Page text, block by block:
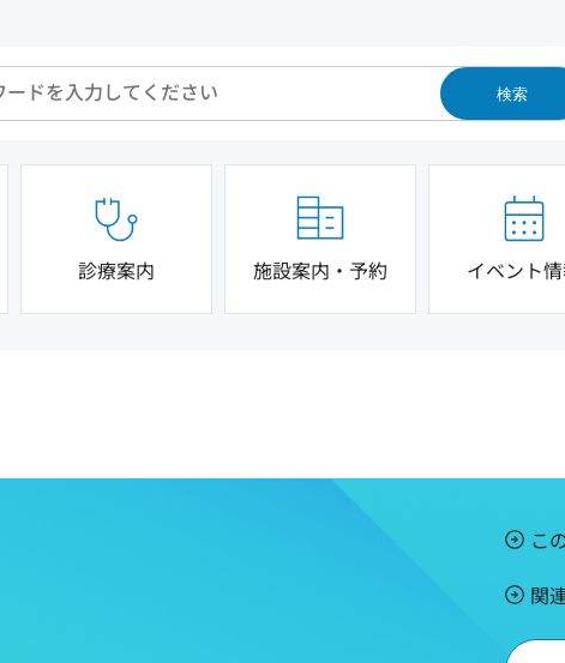
検索
診療案内 施設案内・予約 イベント
こ
関